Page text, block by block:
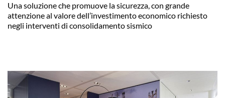
Una soluzione che promuove la sicurezza, con grande
attenzione al valore dell’investimento economico richiesto
negli interventi di consolidamento sismico